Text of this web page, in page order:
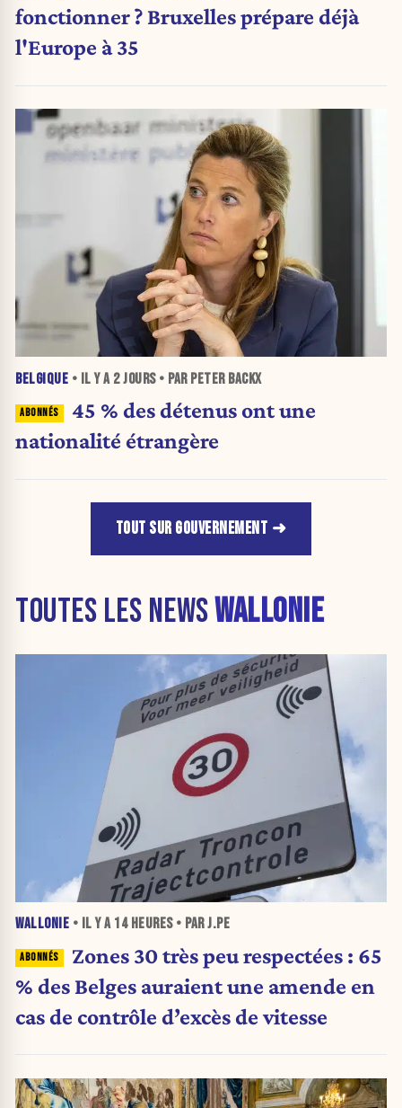
fonctionner ? Bruxelles prépare déjà
l'Europe à 35
BELGIQUE • IL Y A 2 JOURS• PAR PETER BACKX
45 % des détenus ont une
nationalité étrangère
TOUT SUR GOUVERNEMENT
TOUTES LES NEWSWALLONIE
WALLONIE • IL Y A 14 HEURES• PAR J.PE
Zones 30 très peu respectées : 65
% des Belges auraient une amende en
cas de contrôle d’excès de vitesse